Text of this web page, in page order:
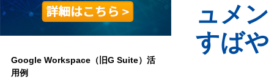
Google Workspace（旧G Suite）活
用例
ュメ
すば